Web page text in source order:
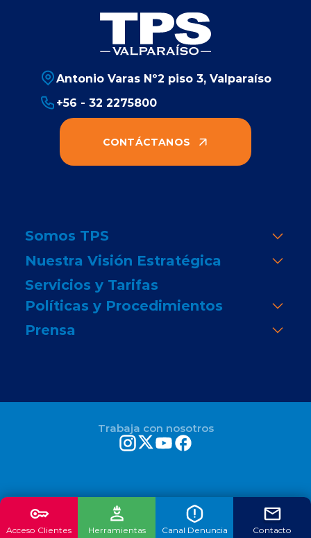
Antonio Varas Nº2 piso 3, Valparaíso
+56 - 32 2275800
CONTÁCTANOS
Somos TPS
Nuestra Visión Estratégica
Servicios y Tarifas
Políticas y Procedimientos
Prensa
Trabaja con nosotros
Acceso Clientes Herramientas Canal Denuncia Contacto